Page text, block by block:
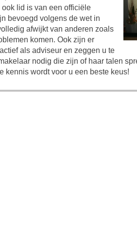
lid is van een officiële
bevoegd volgens de wet in
afwijkt van anderen zoals
komen. Ook zijn er
als adviseur en zeggen u te
nodig die zijn of haar talen
kennis wordt voor u een beste keus!